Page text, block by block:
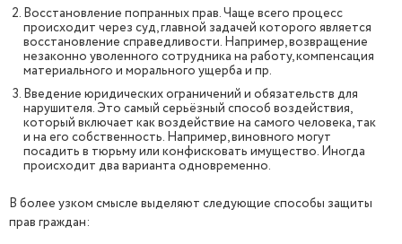
Восстановление попранных прав. Чаще всего процесс
происходит через суд, главной задачей которого является
восстановление справедливости. Например, возвращение
незаконно уволенного сотрудника на работу, компенсация
материального и морального ущерба и пр.
Введение юридических ограничений и обязательств для
нарушителя. Это самый серьёзный способ воздействия,
который включает как воздействие на самого человека, так
и на его собственность. Например, виновного могут
посадить в тюрьму или конфисковать имущество. Иногда
происходит два варианта одновременно.
В более узком смысле выделяют следующие способы защиты
прав граждан: